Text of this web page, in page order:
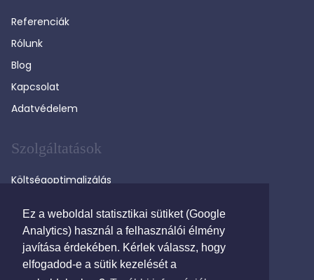
Ez a weboldal statisztikai sütiket (Google
Analytics) használ a felhasználói élmény
javítása érdekében. Kérlek válassz, hogy
elfogadod-e a sütik kezelését a
Referenciák
Rólunk
Blog
Kapcsolat
Adatvédelem
Szolgáltatások
Költségoptimalizálás
Távközlési tanácsadás
Költségkövetés